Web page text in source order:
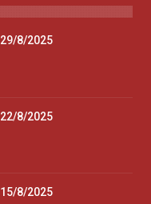
8/2025
8/2025
8/2025